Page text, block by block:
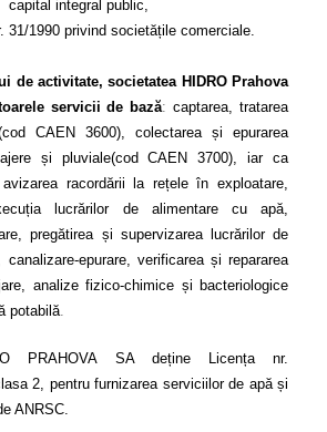
capital integral public,
31/1990 privind societățile comerciale.
de activitate, societatea HIDRO Prahova
servicii de bază:captarea, tratarea
CAEN 3600), colectarea și epurarea
și pluviale(cod CAEN 3700), iar ca
racordării la rețele în exploatare,
lucrărilor de alimentare cu apă,
pregătirea și supervizarea lucrărilor de
epurare, verificarea și repararea
analize fizico-chimice și bacteriologice
potabilă.
PRAHOVA SA deține Licența nr.
2, pentru furnizarea serviciilor de apă și
ANRSC.